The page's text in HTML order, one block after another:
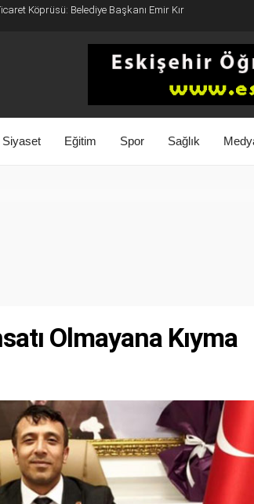
Köprüsü: Belediye Başkanı Emir Kır
Siyaset Eğitim Spor Sağlık
Olmayana Kıyma